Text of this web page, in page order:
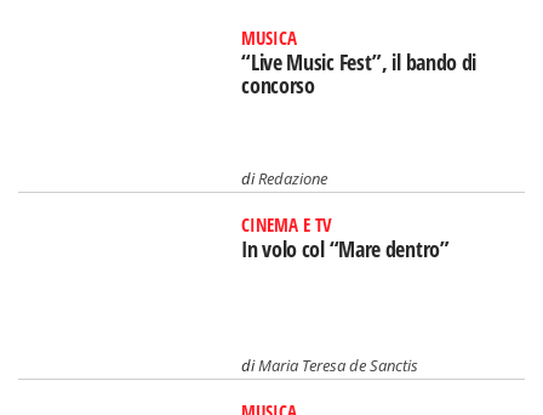
MUSICA
“Live Music Fest”, il bando di
concorso
diRedazione
CINEMA E TV
In volo col “Mare dentro”
diMaria Teresa de Sanctis